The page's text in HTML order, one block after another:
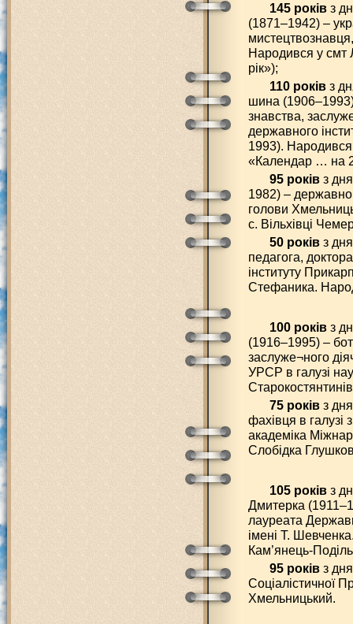
145 роківз
(1871–1942) –
Народився у смт
рік»);
110 роківз
шина
знавства,
державного
1993). Народився
«Календар … на
95 роківз
1982) –
голови
с. Вільхівці
50 роківз
педагога,
інституту
Стефаника.
100 роківз
(1916–1995) –
заслуже¬ного
УРСР в галузі
75 роківз
фахівця в галузі
академіка
Слобідка
105 роківз
Дмитерка
лауреата
імені Т.
Кам’янець-
95 роківз
Соціалістичної
Хмельницький.